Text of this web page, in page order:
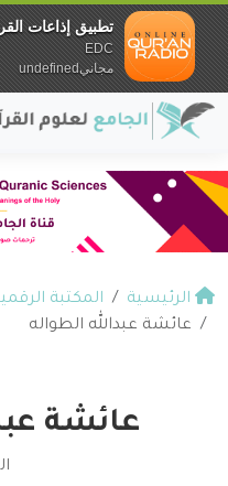
الرئيسية المكتبة
عائشة عبدالله الطواله
عائشة
تطبيق إذاعات
EDC
مجانيundefined